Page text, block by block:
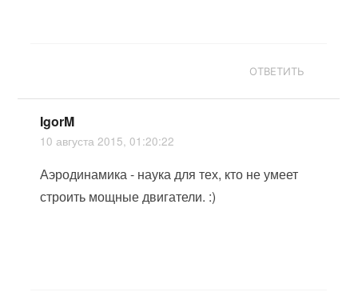
ОТВЕТИТЬ
IgorM
10 августа 2015, 01:20:22
Аэродинамика - наука для тех, кто не умеет
строить мощные двигатели. :)